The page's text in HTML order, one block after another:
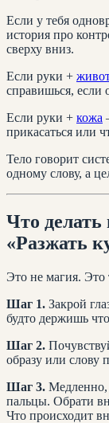
Если у тебя
история про
сверху вниз.
Если руки +
справишься, если
Если руки + кожа
прикасаться или
Тело говорит
одному слову, а
Что
«Разжать
Это не магия. Это
Шаг 1. Закрой
будто держишь
Шаг 2.
образу или слову
Шаг 3. Медленно,
пальцы. Обрати
Что происходит